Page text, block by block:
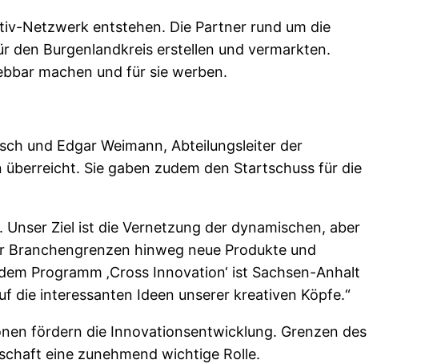
Netzwerk entstehen. Die Partner rund um die
den Burgenlandkreis erstellen und vermarkten.
machen und für sie werben.
und Edgar Weimann, Abteilungsleiter der
Sie gaben zudem den Startschuss für die
Ziel ist die Vernetzung der dynamischen, aber
hinweg neue Produkte und
Programm ‚Cross Innovation‘ ist Sachsen-Anhalt
die interessanten Ideen unserer kreativen Köpfe.“
fördern die Innovationsentwicklung. Grenzen des
eine zunehmend wichtige Rolle.